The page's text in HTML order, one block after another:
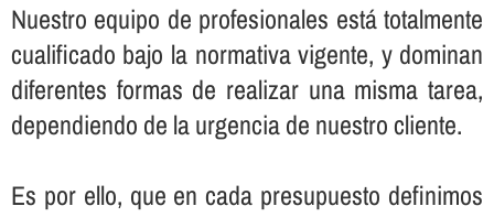
Nuestro equipo de profesionales está totalmente
cualificado bajo la normativa vigente, y dominan
diferentes formas de realizar una misma tarea,
dependiendo de la urgencia de nuestro cliente.
Es por ello, que en cada presupuesto definimos